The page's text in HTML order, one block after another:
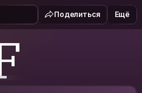
Поделиться Ещё